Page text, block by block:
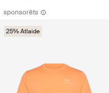
sponsorēts
25% Atlaide